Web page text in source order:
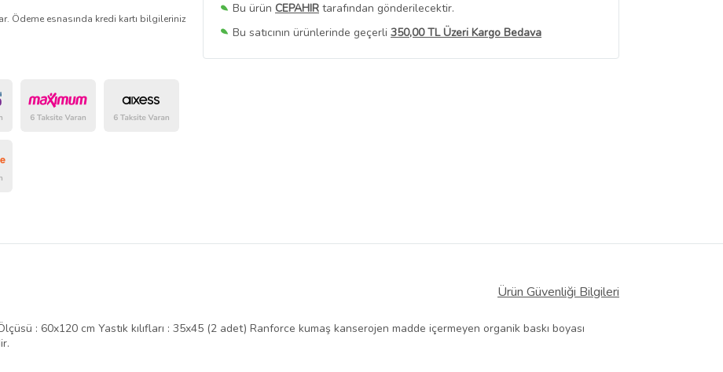
Bu ürün CEPAHIR tarafından gönderilecektir.
Bu satıcının ürünlerinde geçerli 350,00 TL Üzeri Kargo Bedava
Bu SatıcınınTüm Ürünlerini Görüntüle
Ödeme esnasında kredi kartı bilgileriniz
Ürün Güvenliği Bilgileri
: 60x120 cm Yastık kılıfları : 35x45 (2 adet) Ranforce kumaş kanserojen madde içermeyen organik baskı boyası